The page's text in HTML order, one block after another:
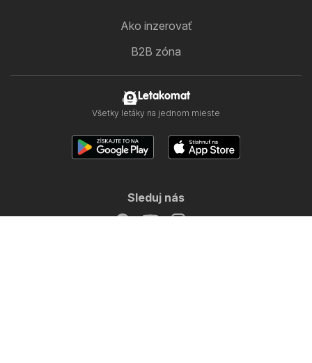
Ako inzerovať
B2B zóna
Letakomat
Všetky letáky na jednom mieste
Sleduj nás